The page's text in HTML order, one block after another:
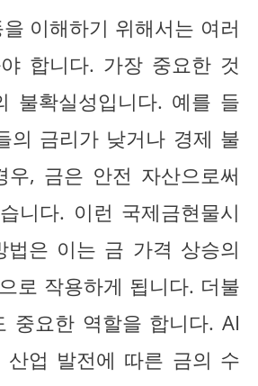
이해하기 위해서는 여러
합니다. 가장 중요한 것
불확실성입니다. 예를 들
의 금리가 낮거나 경제 불
우, 금은 안전 자산으로써
니다. 이런 국제금현물시
법은 이는 금 가격 상승의
로 작용하게 됩니다. 더불
중요한 역할을 합니다. AI
산업 발전에 따른 금의 수